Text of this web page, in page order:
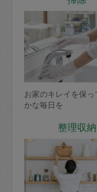
お家のキレイを保っ
かな毎日を
整理収納